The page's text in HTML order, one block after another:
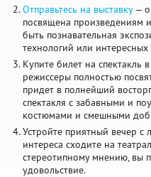
Отправьтесь на выставку—
посвящена произведениям
быть познавательная
технологий или
Купите билет на спектакль
режиссеры полностью
придет в полнейший
спектакля с забавными и
костюмами и смешными
Устройте приятный вечер
интереса сходите на
стереотипному мнению, вы
удовольствие.